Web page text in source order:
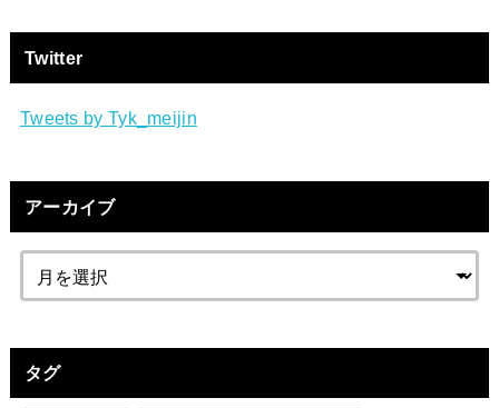
Twitter
Tweets by Tyk_meijin
アーカイブ
タグ